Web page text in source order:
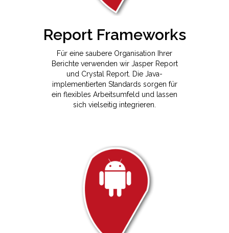
Report Frameworks
Für eine saubere Organisation Ihrer
Berichte verwenden wir Jasper Report
und Crystal Report. Die Java-
implementierten Standards sorgen für
ein flexibles Arbeitsumfeld und lassen
sich vielseitig integrieren.